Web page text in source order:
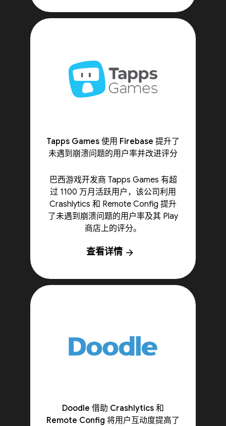
Tapps Games 使用 Firebase 提升了
未遇到崩溃问题的用户率并改进评分
巴西游戏开发商 Tapps Games 有超
过 1100 万月活跃用户，该公司利用
Crashlytics 和 Remote Config 提升
了未遇到崩溃问题的用户率及其 Play
商店上的评分。
查看详情 arrow_forward
Doodle 借助 Crashlytics 和
Remote Config 将用户互动度提高了